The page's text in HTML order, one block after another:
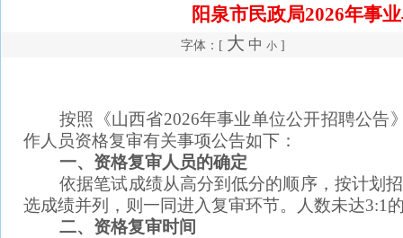
阳泉市民政局2026年事
字体：[ 大 中 小 ]
按照《山西省2026年事业单位公开招聘公告
作人员资格复审有关事项公告如下：
一、资格复审人员的确定
依据笔试成绩从高分到低分的顺序，按计划招
选成绩并列，则一同进入复审环节。人数未达3:1
二、资格复审时间